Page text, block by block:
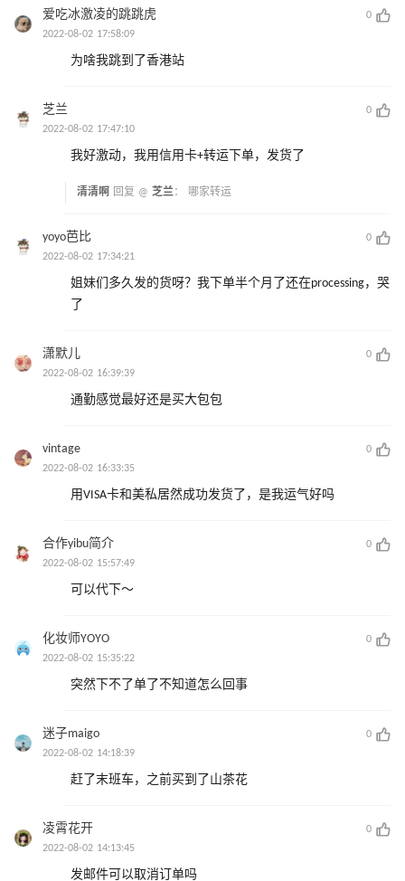
爱吃冰激凌的跳跳虎
0
2022-08-02 17:58:09
为啥我跳到了香港站
芝兰
0
2022-08-02 17:47:10
我好激动，我用信用卡+转运下单，发货了
清清啊 回复 @ 芝兰： 哪家转运
yoyo芭比
0
2022-08-02 17:34:21
姐妹们多久发的货呀？我下单半个月了还在processing，哭
了
潇默儿
0
2022-08-02 16:39:39
通勤感觉最好还是买大包包
vintage
0
2022-08-02 16:33:35
用VISA卡和美私居然成功发货了，是我运气好吗
合作yibu简介
0
2022-08-02 15:57:49
可以代下～
化妆师YOYO
0
2022-08-02 15:35:22
突然下不了单了不知道怎么回事
迷子maigo
0
2022-08-02 14:18:39
赶了末班车，之前买到了山茶花
凌霄花开
0
2022-08-02 14:13:45
发邮件可以取消订单吗